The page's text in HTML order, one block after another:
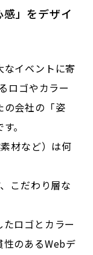
」をデザイ
イベントに寄
ロゴやカラー
の会社の「姿
。
材など）は何
こだわり層な
ロゴとカラー
性のあるWebデ